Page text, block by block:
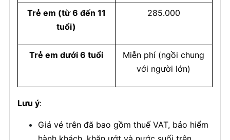
Trẻ em (từ 6 đến 11
tuổi)
285.000
Trẻ em dưới 6 tuổi
Miễn phí (ngồi chung
với người lớn)
Lưu ý:
Giá vé trên đã bao gồm thuế VAT, bảo hiểm